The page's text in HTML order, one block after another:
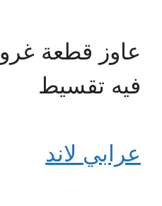
عاوز قطعة
فيه تقسيط
عرابي لاند